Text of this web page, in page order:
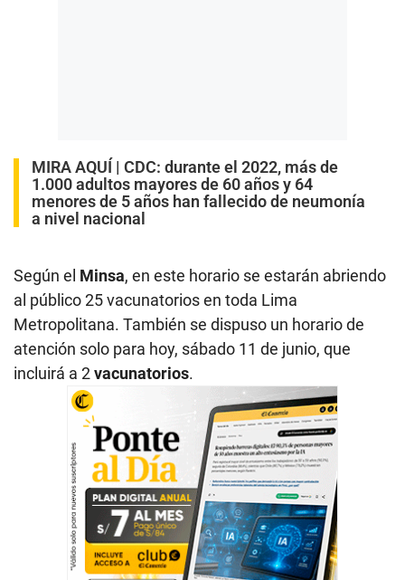
MIRA AQUÍ | CDC: durante el 2022, más de
1.000 adultos mayores de 60 años y 64
menores de 5 años han fallecido de neumonía
a nivel nacional
Según el Minsa, en este horario se estarán abriendo
al público 25 vacunatorios en toda Lima
Metropolitana. También se dispuso un horario de
atención solo para hoy, sábado 11 de junio, que
incluirá a 2vacunatorios.